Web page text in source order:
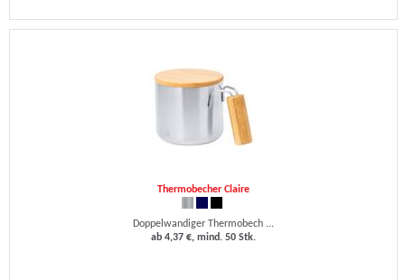
Thermobecher Claire
Doppelwandiger Thermobech ...
ab 4,37 €, mind. 50 Stk.